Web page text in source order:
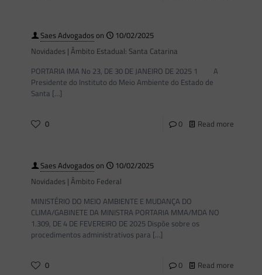
Saes Advogadoson
10/02/2025
Novidades | Âmbito Estadual: Santa Catarina
PORTARIA IMA No 23, DE 30 DE JANEIRO DE 2025 1 A
Presidente do Instituto do Meio Ambiente do Estado de
Santa […]
0 0 Read more
Saes Advogadoson
10/02/2025
Novidades | Âmbito Federal
MINISTÉRIO DO MEIO AMBIENTE E MUDANÇA DO
CLIMA/GABINETE DA MINISTRA PORTARIA MMA/MDA NO
1.309, DE 4 DE FEVEREIRO DE 2025 Dispõe sobre os
procedimentos administrativos para […]
0 0 Read more